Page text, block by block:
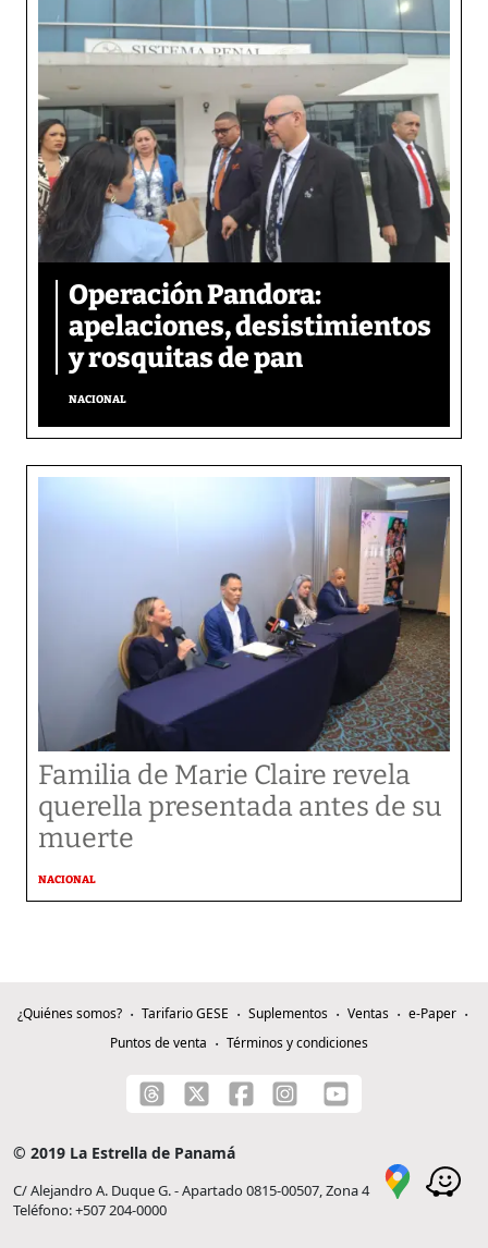
Operación Pandora:
apelaciones, desistimientos
y rosquitas de pan
NACIONAL
Familia de Marie Claire revela
querella presentada antes de su
muerte
NACIONAL
¿Quiénes somos? Tarifario GESE Suplementos Ventas
e-Paper
Puntos de venta
Términos y condiciones
© 2019 La Estrella de Panamá
C/ Alejandro A. Duque G. - Apartado 0815-00507, Zona 4
Teléfono: +507 204-0000